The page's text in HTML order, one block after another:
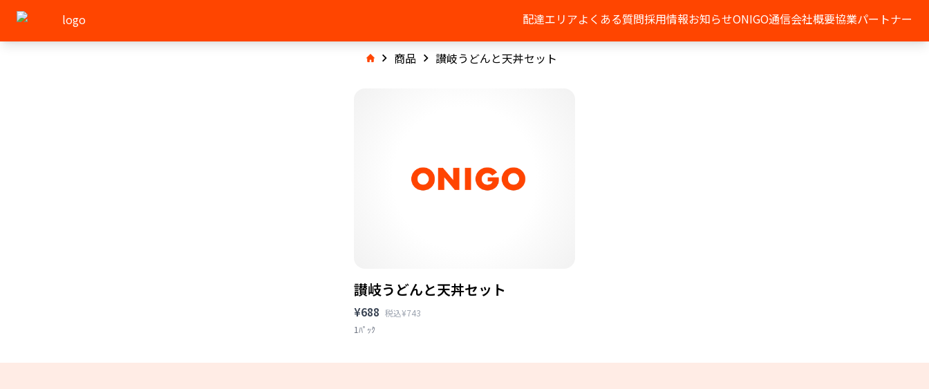
配達エリアよくある質問採用情報お知らせONIGO通信会社概要協業パートナー
商品 讃岐うどんと天丼セット
讃岐うどんと天丼セット
¥688 税込¥743
1ﾊﾟｯｸ